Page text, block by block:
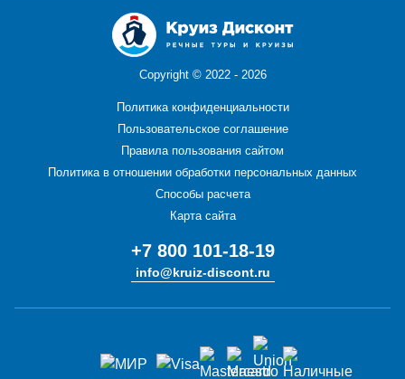
Copyright © 2022 - 2026
Политика конфиденциальности
Пользовательское соглашение
Правила пользования сайтом
Политика в отношении обработки персональных данных
Способы расчета
Карта сайта
+7 800 101-18-19
info@kruiz-discont.ru